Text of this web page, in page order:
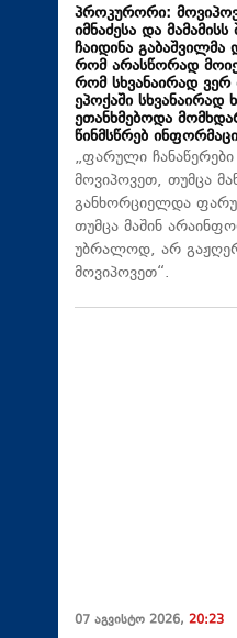
პროკურორი:
იმნაძესა და
ჩაიდინა გაბაშვილმა
რომ არასწორად
რომ სხვანაირად
ეპოქაში
ეთანხმებოდა
წინმსწრებ
„ფარული
მოვიპოვეთ, თუმცა
განხორციელდა
თუმცა მაშინ
უბრალოდ, არ
მოვიპოვეთ“.
07 აგვისტო 2026, 20:23